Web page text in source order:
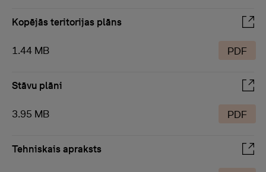
Kopējās teritorijas plāns
1.44 MB PDF
Stāvu plāni
3.95 MB PDF
Tehniskais apraksts